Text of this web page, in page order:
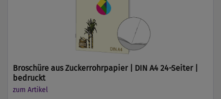
Broschüre aus Zuckerrohrpapier | DIN A4 24-Seiter |
bedruckt
zum Artikel